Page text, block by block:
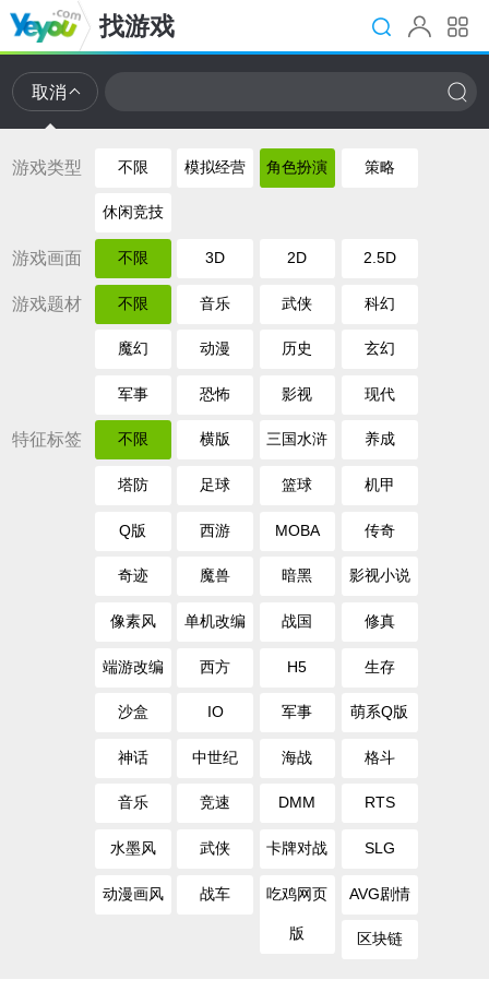
找游戏
取消
游戏类型 不限 模拟经营 角色扮演 策略
休闲竞技
游戏画面 不限 3D 2D 2.5D
游戏题材 不限 音乐 武侠 科幻
魔幻 动漫 历史 玄幻
军事 恐怖 影视 现代
特征标签 不限 横版 三国水浒 养成
塔防 足球 篮球 机甲
Q版 西游 MOBA 传奇
奇迹 魔兽 暗黑 影视小说
像素风 单机改编 战国 修真
端游改编 西方 H5 生存
沙盒 IO 军事 萌系Q版
神话 中世纪 海战 格斗
音乐 竞速 DMM RTS
水墨风 武侠 卡牌对战 SLG
动漫画风 战车 吃鸡网页
版
AVG剧情
区块链